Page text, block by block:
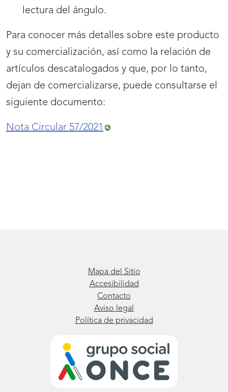
lectura del ángulo.
Para conocer más detalles sobre este producto
y su comercialización, así como la relación de
artículos descatalogados y que, por lo tanto,
dejan de comercializarse, puede consultarse el
siguiente documento:
Nota Circular 57/2021
Mapa del Sitio
Accesibilidad
Contacto
Aviso legal
Política de privacidad